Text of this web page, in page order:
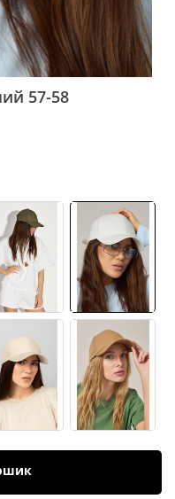
57-58